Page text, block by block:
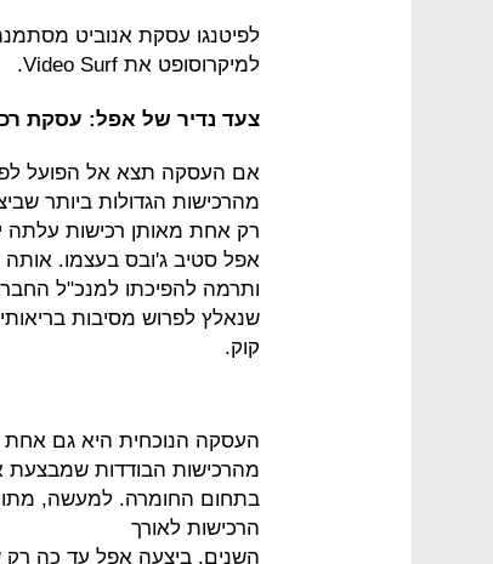
לפיטנגו עסקת אנוביט
למיקרוסופט את Video Surf.
צעד נדיר של אפל: עסקת
אם העסקה תצא אל הפועל
ותרמה להפיכתו למנכ"ל
שנאלץ לפרוש מסיבות
קוק.
העסקה הנוכחית היא גם אחת
מהרכישות הבודדות שמבצעת
הרכישות לאורך
השנים, ביצעה אפל עד כה רק